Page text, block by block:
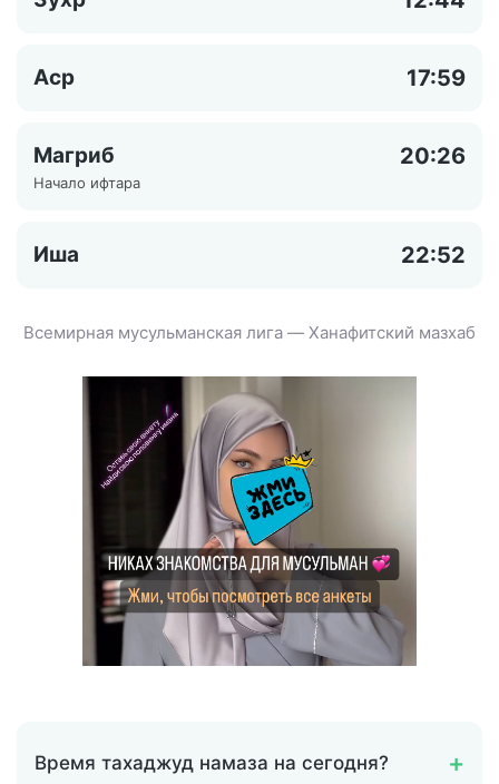
Аср 17:59
Магриб 20:26
Начало ифтара
Иша 22:52
Всемирная мусульманская лига — Ханафитский мазхаб
Время тахаджуд намаза на сегодня?